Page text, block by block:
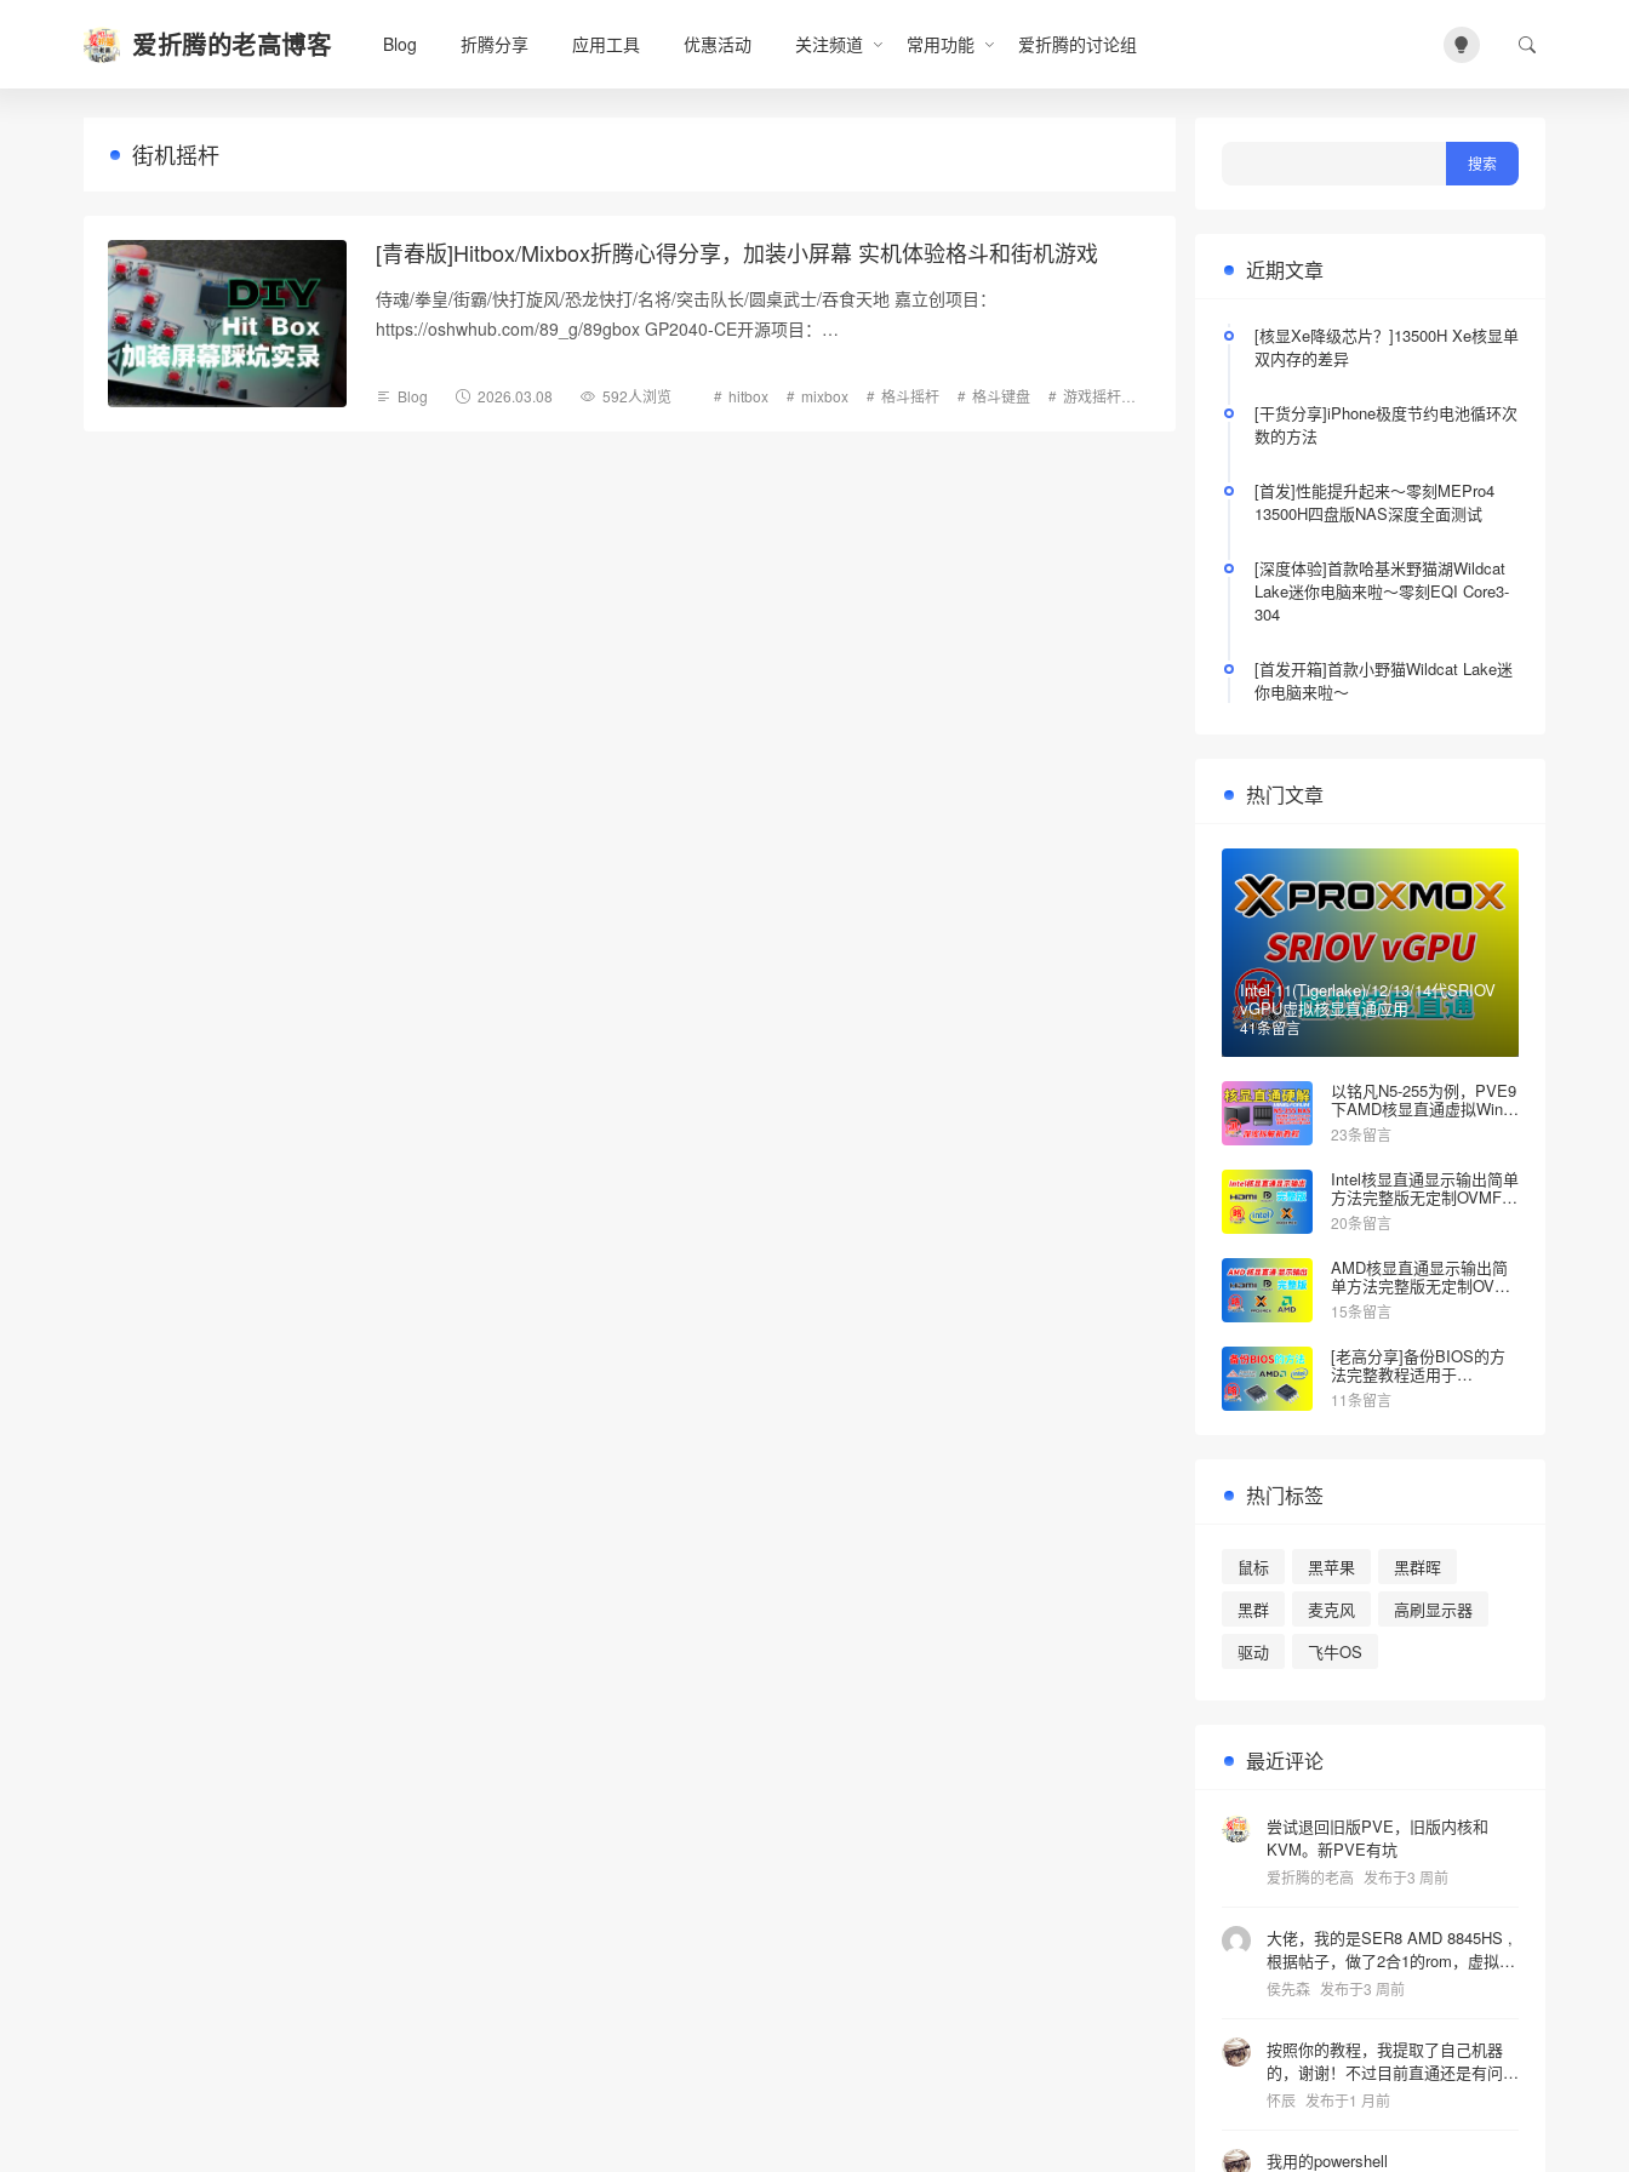
爱折腾的老高博客 Blog 折腾分享 应用工具 优惠活动 关注频道 常用功能 爱折腾的讨论组
街机摇杆
[青春版]Hitbox/Mixbox折腾心得分享，加装小屏幕 实机体验格斗和街机游戏
侍魂/拳皇/街霸/快打旋风/恐龙快打/名将/突击队长/圆桌武士/吞食天地 嘉立创项目：
https://oshwhub.com/89_g/89gbox GP2040-CE开源项目：…
Blog 2026.03.08 592人浏览 hitbox mixbox 格斗摇杆 格斗键盘 游戏摇杆
近期文章
[核显Xe降级芯片？]13500H Xe核显单
双内存的差异
[干货分享]iPhone极度节约电池循环次
数的方法
[首发]性能提升起来～零刻MEPro4
13500H四盘版NAS深度全面测试
[深度体验]首款哈基米野猫湖Wildcat
Lake迷你电脑来啦～零刻EQI Core3-
304
[首发开箱]首款小野猫Wildcat Lake迷
你电脑来啦～
热门文章
Intel 11(Tigerlake)/12/13/14代SRIOV
vGPU虚拟核显直通应用
41条留言
以铭凡N5-255为例，PVE9
下AMD核显直通虚拟Win教
程，不花屏不死机。
23条留言
Intel核显直通显示输出简单
方法完整版无定制OVMF开
机BIOS画面
20条留言
AMD核显直通显示输出简
单方法完整版无定制OVMF
开机BIOS启动画面
15条留言
[老高分享]备份BIOS的方
法完整教程适用于
AMD/Intel平台UEFIShell
11条留言
热门标签
鼠标 黑苹果
黑群晖
黑群
麦克风
高刷显示器
驱动
飞牛OS
最近评论
尝试退回旧版PVE，旧版内核和
KVM。新PVE有坑
爱折腾的老高 发布于3 周前
大佬，我的是SER8 AMD 8845HS ,
根据帖子，做了2合1的rom，虚拟机
启动识别镜像时屏幕就卡死了，宿主
0000:65:00.0,pcie=1,x-
vga=1,romfile=8845HS_vbios.rom
hostpci1: 0000:65:00.1 vga: none
侯先森 发布于3 周前
按照你的教程，我提取了自己机器
的，谢谢！不过目前直通还是有问
题，进系统后核显报43代码错误。
怀辰 发布于1 月前
我用的powershell